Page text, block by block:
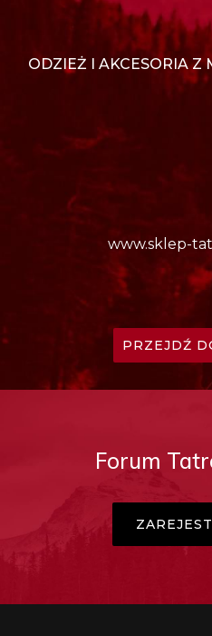
ODZIEŻ I AKCESORIA Z
www.sklep-
PRZEJDŹ
Forum